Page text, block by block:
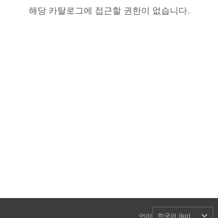
해당 카탈로그에 접근할 권한이 없습니다.
언어 한국어 (ko)